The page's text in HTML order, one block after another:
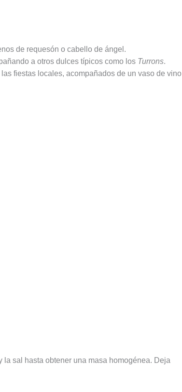
de requesón o cabello de ángel.
a otros dulces típicos como los Turrons.
fiestas locales, acompañados de un vaso de vino
sal hasta obtener una masa homogénea. Deja